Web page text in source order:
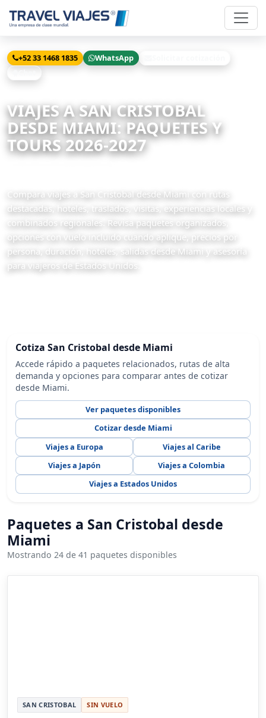
+52 33 1468 1835 WhatsApp
VIAJES A SAN CRISTOBAL
DESDE MIAMI: PAQUETES Y
TOURS 2026-2027
Compara viajes a San Cristobal desde Miami con rutas
destacadas, hoteles, traslados, visitas, experiencias locales y
combinados regionales. Revisa paquetes organizados,
opciones con vuelo incluido cuando aplique, precios por
persona, duración, hoteles, salidas desde Miami y asesoría
para viajeros de Estados Unidos.
Cotiza San Cristobal desde Miami
Accede rápido a paquetes relacionados, rutas de alta
demanda y opciones para comparar antes de cotizar
desde Miami.
Ver paquetes disponibles
Cotizar desde Miami
Viajes a Europa
Viajes al Caribe
Viajes a Japón
Viajes a Colombia
Viajes a Estados Unidos
Paquetes a San Cristobal desde
Miami
Mostrando 24 de 41 paquetes disponibles
SAN CRISTOBAL SIN VUELO